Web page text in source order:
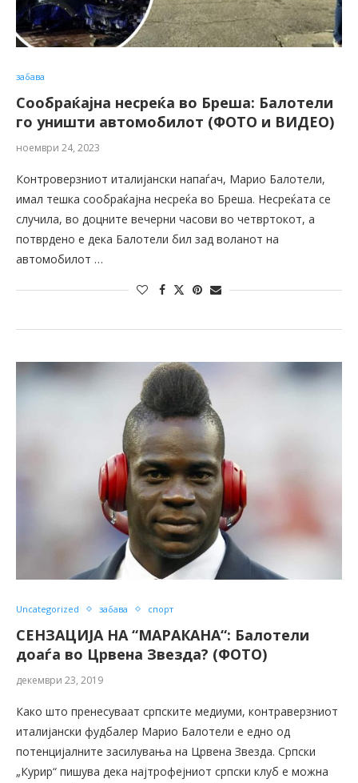
забава
Сообраќајна несреќа во Бреша: Балотели
го уништи автомобилот (ФОТО и ВИДЕО)
ноември 24, 2023
Контроверзниот италијански напаѓач, Марио Балотели,
имал тешка сообраќајна несреќа во Бреша. Несреќата се
случила, во доцните вечерни часови во четвртокот, а
потврдено е дека Балотели бил зад воланот на
автомобилот …
Uncategorized забава спорт
СЕНЗАЦИЈА НА “МАРАКАНА“: Балотели
доаѓа во Црвена Звезда? (ФОТО)
декември 23, 2019
Како што пренесуваат српските медиуми, контраверзниот
италијански фудбалер Марио Балотели е едно од
потенцијалните засилувања на Црвена Звезда. Српски
„Курир“ пишува дека најтрофејниот српски клуб е можна